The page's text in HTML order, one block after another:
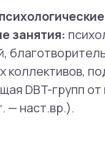
и комплексное ПТСР),
работает специалист:
терапия
поведенческая
горя